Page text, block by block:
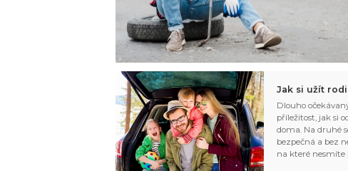
Jak si užít
Dlouho
příležitost, jak si
doma. Na druhé
bezpečná a bez
na které nesmíte